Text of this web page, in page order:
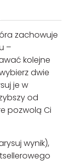
zachowuje
–
kolejne
dwie
je w
od
pozwolą Ci
wynik),